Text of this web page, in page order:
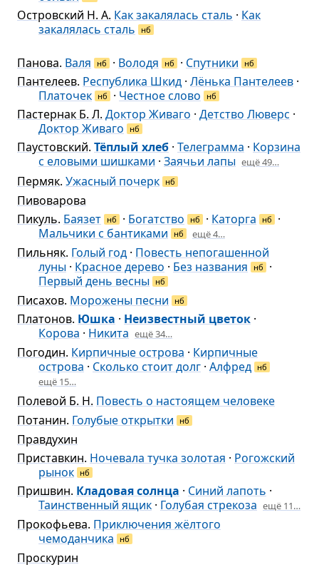
Островский Н. А. Как закалялась сталь · Как
закалялась сталь
нб
Панова. Валя нб · Володя нб · Спутники нб
Пантелеев. Республика Шкид · Лёнька Пантелеев ·
Платочек нб · Честное слово нб
Пастернак Б. Л. Доктор Живаго · Детство Люверс ·
Доктор Живаго
нб
Паустовский. Тёплый хлеб · Телеграмма · Корзина
с еловыми шишками · Заячьи лапы ещё 49…
Пермяк. Ужасный почерк нб
Пивоварова
Пикуль. Баязет нб · Богатство нб · Каторга нб
·
Мальчики с бантиками
нб ещё 4…
Пильняк. Голый год · Повесть непогашенной
луны · Красное дерево · Без названия нб
·
Первый день весны нб
Писахов. Морожены песни нб
Платонов. Юшка · Неизвестный цветок ·
Корова · Никита ещё 34…
Погодин. Кирпичные острова · Кирпичные
острова · Сколько стоит долг · Алфред нб
ещё 15…
Полевой Б. Н. Повесть о настоящем человеке
Потанин. Голубые открытки нб
Правдухин
Приставкин. Ночевала тучка золотая · Рогожский
рынок нб
Пришвин. Кладовая солнца · Синий лапоть ·
Таинственный ящик · Голубая стрекоза ещё 11…
Прокофьева. Приключения жёлтого
чемоданчика
нб
Проскурин